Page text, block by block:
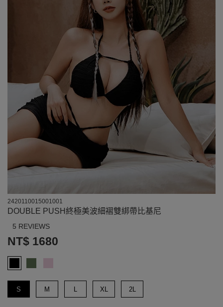
2420110015001001
DOUBLE PUSH終極美波細褶雙綁帶比基尼
5 REVIEWS
NT$ 1680
S M L XL 2L